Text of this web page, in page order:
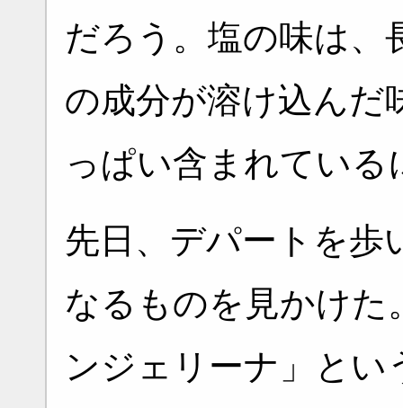
だろう。塩の味は、
の成分が溶け込んだ
っぱい含まれてい
先日、デパートを歩
なるものを見かけた
ンジェリーナ」とい